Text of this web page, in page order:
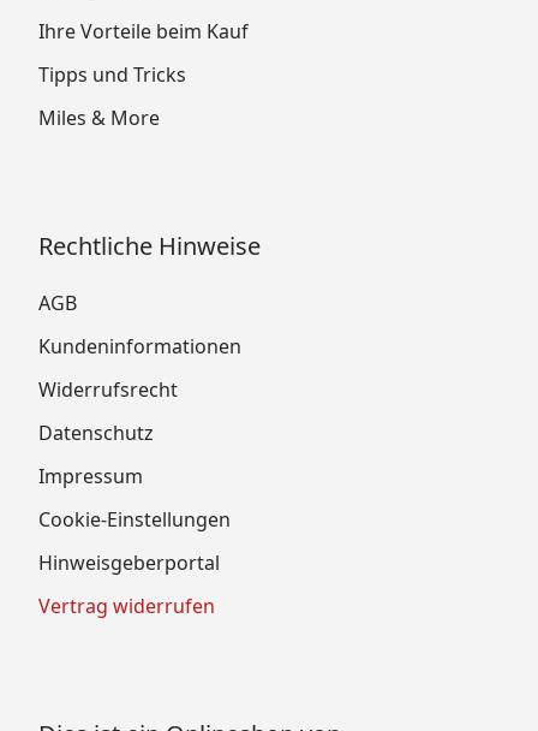
Ihre Vorteile beim Kauf
Tipps und Tricks
Miles & More
Rechtliche Hinweise
AGB
Kundeninformationen
Widerrufsrecht
Datenschutz
Impressum
Cookie-Einstellungen
Hinweisgeberportal
Vertrag widerrufen